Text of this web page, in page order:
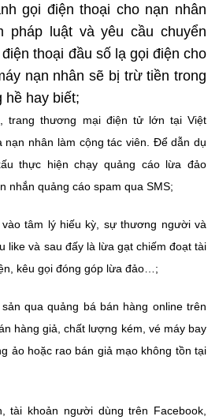
gọi điện thoại cho nạn nhân
pháp luật và yêu cầu chuyển
thoại đầu số lạ gọi điện cho
nạn nhân sẽ bị trừ tiền trong
hề hay biết;
trang thương mại điện tử lớn tại Việt
nạn nhân làm cộng tác viên. Để dẫn dụ
thực hiện chạy quảng cáo lừa đảo
nhắn quảng cáo spam qua SMS;
tâm lý hiếu kỳ, sự thương người và
like và sau đấy là lừa gạt chiếm đoạt tài
kêu gọi đóng góp lừa đảo…;
qua quảng bá bán hàng online trên
hàng giả, chất lượng kém, vé máy bay
ảo hoặc rao bán giả mạo không tồn tại
tài khoản người dùng trên Facebook,